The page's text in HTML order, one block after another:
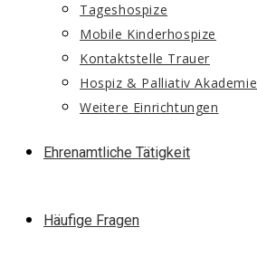
Tageshospize
Mobile Kinderhospize
Kontaktstelle Trauer
Hospiz & Palliativ Akademie
Weitere Einrichtungen
Ehrenamtliche Tätigkeit
Häufige Fragen